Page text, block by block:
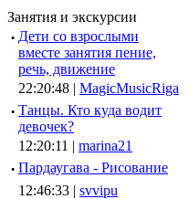
Занятия и экскурсии
· Дети со взрослыми
вместе занятия пение,
речь, движение
22:20:48 | MagicMusicRiga
· Танцы. Кто куда водит
девочек?
12:20:11 | marina21
· Пардаугава - Рисование
12:46:33 | svvipu